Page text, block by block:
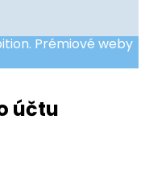
Prémiové weby
účtu